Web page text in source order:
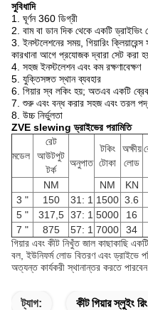
সুবিধাদি
1. ঘূর্ণন 360 ডিগ্রী
2. বাম বা ডান দিক থেকে একটি ড্রাইভিং
3. ইনস্টলেশনের সময়, গিয়ারিং
কারখানা আগে প্রযোজক দ্বারা সেট করা
4. সহজ ইনস্টলেশন এবং কম রক্ষণাবেক্ষণ
5. যুক্তিসঙ্গত স্থান ব্যবহার
6. গিয়ার স্ব লকিং হয়; অতএব একটি
7. শুরু এবং বন্ধ করার সহজ এবং তরল
8. উচ্চ নির্ভুলতা
ZVE slewing ড্রাইভের পরামিতি
মডেল
রেট
আউটপুট
টর্ক
অনুপাত
টকিং
টোকা
অক্ষীয়
লোড
NM NM KN
3 "
150 31: 1 1500 3.6
5 "
317,5 37: 1 5000 16
7 "
875 57: 1 7000 34
গিয়ার এবং কীট নিখুঁত জাল কাছাকাছি
বল, ইউনিফর্ম লোড বিতরণ এবং ড্রাইভে
অত্যন্ত কার্যকরী স্থানান্তর করতে
ট্যাগ: কীট গিয়ার স্লুইং রিং